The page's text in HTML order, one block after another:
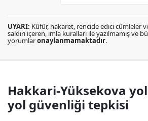
UYARI: Küfür, hakaret, rencide edici cümleler
saldırı içeren, imla kuralları ile yazılmamış ve
yorumlaronaylanmamaktadır.
Hakkari-Yüksekova
yol güvenliği tepkisi